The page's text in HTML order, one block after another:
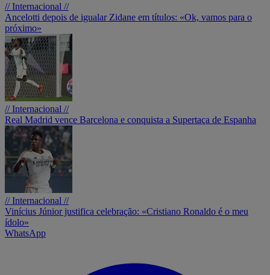
// Internacional //
Ancelotti depois de igualar Zidane em títulos: «Ok, vamos para o
próximo»
// Internacional //
Real Madrid vence Barcelona e conquista a Supertaça de Espanha
// Internacional //
Vinícius Júnior justifica celebração: «Cristiano Ronaldo é o meu
ídolo»
WhatsApp